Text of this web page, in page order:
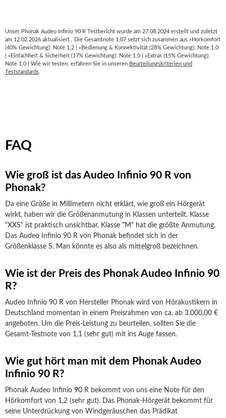
Unser Phonak Audeo Infinio 90 R Testbericht wurde am 27.08.2024 erstellt und zuletzt
am 12.02.2026 aktualisiert . Die Gesamtnote 1,07 setzt sich zusammen aus »Hörkomfort
(40% Gewichtung): Note 1,2 | »Bedienung & Konnektivität (28% Gewichtung): Note 1,0
| »Einfachheit & Sicherheit (17% Gewichtung): Note 1,0 | »Extras (15% Gewichtung):
Note 1,0 | Wie wir testen, erfahren Sie in unseren Beurteilungskriterien und
Teststandards
FAQ
Wie groß ist das Audeo Infinio 90 R von
Phonak?
Da eine Größe in Millimetern nicht erklärt, wie groß ein Hörgerät
wirkt, haben wir die Größenanmutung in Klassen unterteilt. Klasse
"XXS" ist praktisch unsichtbar, Klasse "M" hat die größte Anmutung.
Das Audeo Infinio 90 R von Phonak befindet sich in der
Größenklasse S. Man könnte es also als mittelgroß bezeichnen.
Wie ist der Preis des Phonak Audeo Infinio 90
R?
Audeo Infinio 90 R von Hersteller Phonak wird von Hörakustikern in
Deutschland momentan in einem Preisrahmen von ca. ab 3.000,00 €
angeboten. Um die Preis-Leistung zu beurteilen, sollten Sie die
Gesamt-Testnote von 1,1 (sehr gut) mit ins Auge fassen.
Wie gut hört man mit dem Phonak Audeo
Infinio 90 R?
Phonak Audeo Infinio 90 R bekommt von uns eine Note für den
Hörkomfort von 1,2 (sehr gut). Das Phonak-Hörgerät bekommt für
seine Unterdrückung von Windgeräuschen das Prädikat